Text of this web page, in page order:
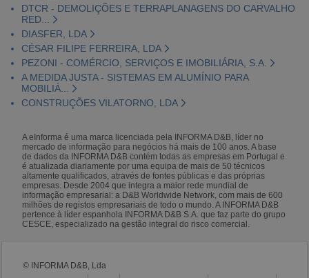
DTCR - DEMOLIÇÕES E TERRAPLANAGENS DO CARVALHO
RED...
DIASFER, LDA
CÉSAR FILIPE FERREIRA, LDA
PEZONI - COMÉRCIO, SERVIÇOS E IMOBILIÁRIA, S.A.
A MEDIDA JUSTA - SISTEMAS EM ALUMÍNIO PARA
MOBILIÁ...
CONSTRUÇÕES VILATORNO, LDA
A eInforma é uma marca licenciada pela INFORMA D&B, líder no
mercado de informação para negócios há mais de 100 anos. A base
de dados da INFORMA D&B contém todas as empresas em Portugal e
é atualizada diariamente por uma equipa de mais de 50 técnicos
altamente qualificados, através de fontes públicas e das próprias
empresas. Desde 2004 que integra a maior rede mundial de
informação empresarial: a D&B Worldwide Network, com mais de 600
milhões de registos empresariais de todo o mundo. A INFORMA D&B
pertence à líder espanhola INFORMA D&B S.A. que faz parte do grupo
CESCE, especializado na gestão integral do risco comercial.
© INFORMA D&B, Lda